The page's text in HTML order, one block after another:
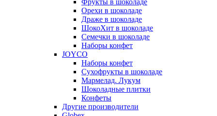
Фрукты в шоколаде
Орехи в шоколаде
Драже в шоколаде
ШокоХит в шоколаде
Семечки в шоколаде
Наборы конфет
JOYCO
Наборы конфет
Сухофрукты в шоколаде
Мармелад. Лукум
Шоколадные плитки
Конфеты
Другие производители